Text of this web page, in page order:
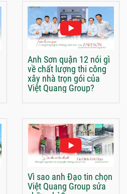
Anh Sơn quận 12 nói gì
về chất lượng thi công
xây nhà trọn gói của
Việt Quang Group?
Vì sao anh Đạo tin chọn
Việt Quang Group sửa